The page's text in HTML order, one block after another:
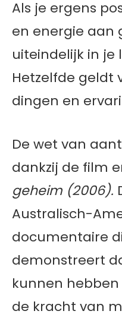
Als je ergens
en energie aan
uiteindelijk in je
Hetzelfde geldt
dingen en
De wet van
dankzij de film
geheim (2006).
Australisch-
documentaire
demonstreert
kunnen
de kracht van